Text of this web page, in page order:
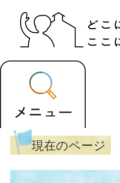
現在のページ